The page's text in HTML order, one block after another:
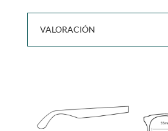
VALORACIÓN